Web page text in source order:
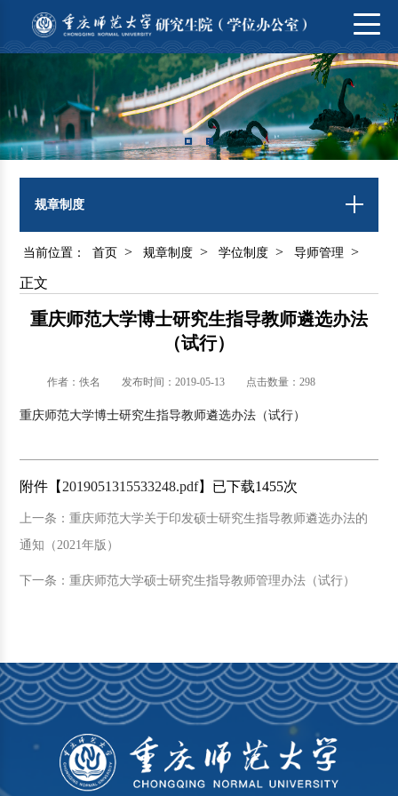
规章制度
当前位置： 首页 > 规章制度 > 学位制度 > 导师管理 >
正文
重庆师范大学博士研究生指导教师遴选办法
（试行）
作者：佚名 发布时间：2019-05-13 点击数量： 298
重庆师范大学博士研究生指导教师遴选办法（试行）
附件【 2019051315533248.pdf】已下载1455次
上一条：重庆师范大学关于印发硕士研究生指导教师遴选办法的
通知（2021年版）
下一条：重庆师范大学硕士研究生指导教师管理办法（试行）